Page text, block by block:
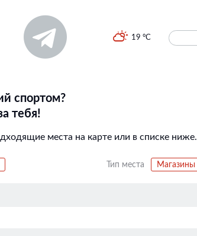
19 °C
спортом?
тебя!
места на карте или в списке ниже.
Тип места Магазины